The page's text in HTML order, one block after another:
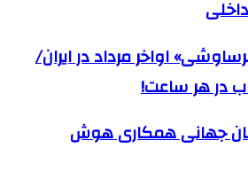
اواخر مرداد در ایران/
جهانی همکاری هوش